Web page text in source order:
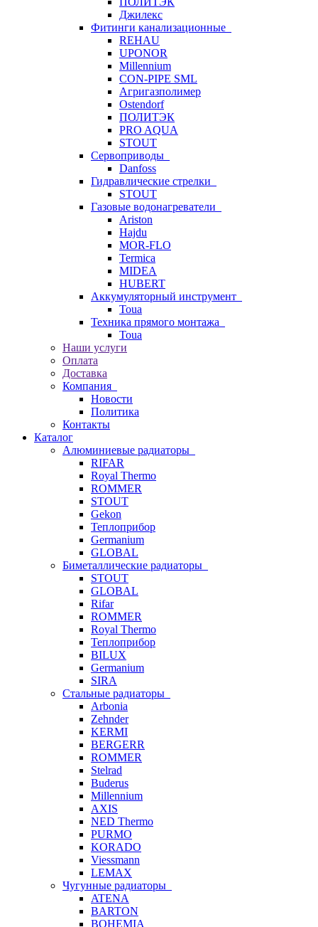
Джилекс
Фитинги канализационные
REHAU
UPONOR
Millennium
CON-PIPE SML
Агригазполимер
Ostendorf
ПОЛИТЭК
PRO AQUA
STOUT
Сервоприводы
Danfoss
Гидравлические стрелки
STOUT
Газовые водонагреватели
Ariston
Hajdu
MOR-FLO
Termica
MIDEA
HUBERT
Аккумуляторный инструмент
Toua
Техника прямого монтажа
Toua
Наши услуги
Оплата
Доставка
Компания
Новости
Политика
Контакты
Каталог
Алюминиевые радиаторы
RIFAR
Royal Thermo
ROMMER
STOUT
Gekon
Теплоприбор
Germanium
GLOBAL
Биметаллические радиаторы
STOUT
GLOBAL
Rifar
ROMMER
Royal Thermo
Теплоприбор
BILUX
Germanium
SIRA
Стальные радиаторы
Arbonia
Zehnder
KERMI
BERGERR
ROMMER
Stelrad
Buderus
Millennium
AXIS
NED Thermo
PURMO
KORADO
Viessmann
LEMAX
Чугунные радиаторы
ATENA
BARTON
BOHEMIA